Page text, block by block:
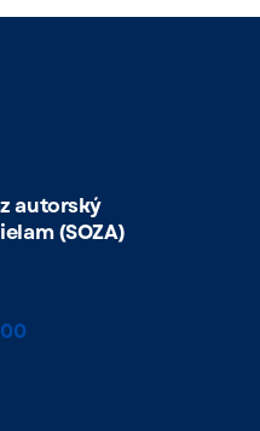
autorský
(SOZA)